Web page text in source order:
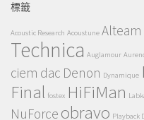
標籤
Acoustic Research Acoustune Alteam
Technica Auglamour
ciem dac Denon Dynamique
Final fostex HiFiMan
NuForce obravo Playback